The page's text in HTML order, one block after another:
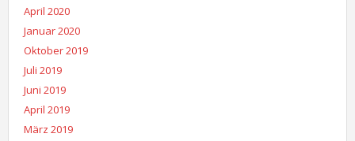
April 2020
Januar 2020
Oktober 2019
Juli 2019
Juni 2019
April 2019
März 2019